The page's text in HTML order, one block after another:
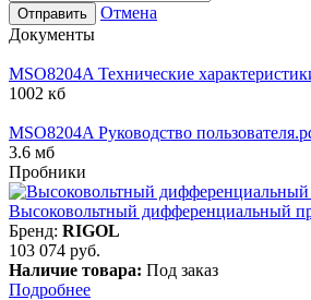
Отправить
Отмена
Документы
MSO8204A Технические
1002 кб
MSO8204A Руководство
3.6 мб
Пробники
Высоковольтный дифференциальный
Бренд: RIGOL
103 074 руб.
Наличие товара: Под заказ
Подробнее